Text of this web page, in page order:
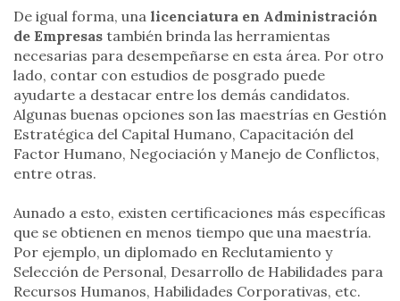
De igual forma, una licenciatura en Administración
de Empresas también brinda las herramientas
necesarias para desempeñarse en esta área. Por otro
lado, contar con estudios de posgrado puede
ayudarte a destacar entre los demás candidatos.
Algunas buenas opciones son las maestrías en Gestión
Estratégica del Capital Humano, Capacitación del
Factor Humano, Negociación y Manejo de Conflictos,
entre otras.
Aunado a esto, existen certificaciones más específicas
que se obtienen en menos tiempo que una maestría.
Por ejemplo, un diplomado en Reclutamiento y
Selección de Personal, Desarrollo de Habilidades para
Recursos Humanos, Habilidades Corporativas, etc.